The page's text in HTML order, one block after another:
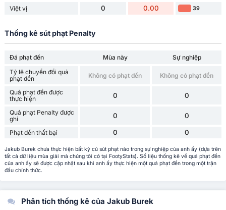
Việt vị 0 0.00 39
Thống kê sút phạt Penalty
Đá phạt đền Mùa này
Sự nghiệp
Tỷ lệ chuyển đổi quả
phạt đền
Không có phạt đền Không có phạt đền
Quả phạt đền được
thực hiện
0 0
Quả phạt Penalty được
ghi
0 0
Phạt đền thất bại 0 0
Jakub Burek chưa thực hiện bất kỳ cú sút phạt nào trong sự nghiệp của anh ấy (dựa trên
tất cả dữ liệu mùa giải mà chúng tôi có tại FootyStats). Số liệu thống kê về quả phạt đền
của anh ấy sẽ được cập nhật sau khi anh ấy thực hiện một quả phạt đền trong một trận
đấu chính thức.
Phân tích thống kê của Jakub Burek